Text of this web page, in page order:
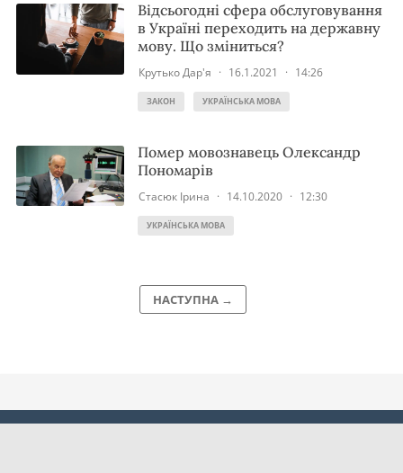
Відсьогодні сфера обслуговування
в Україні переходить на державну
мову. Що зміниться?
Крутько Дар'я · 16.1.2021 · 14:26
ЗАКОН УКРАЇНСЬКА МОВА
Помер мовознавець Олександр
Пономарів
Стасюк Ірина · 14.10.2020 · 12:30
УКРАЇНСЬКА МОВА
НАСТУПНА →